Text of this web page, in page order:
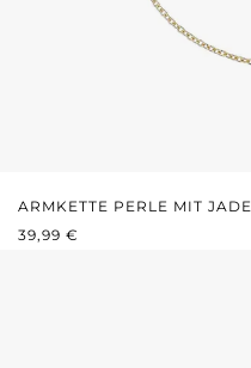
ARMKETTE PERLE MIT JADE
REGULÄRER PREIS:
39,99 €